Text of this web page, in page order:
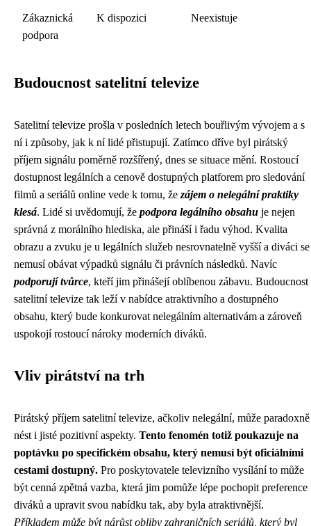
Zákaznická
podpora
K dispozici Neexistuje
Budoucnost satelitní televize
Satelitní televize prošla v posledních letech bouřlivým vývojem a s
ní i způsoby, jak k ní lidé přistupují. Zatímco dříve byl pirátský
příjem signálu poměrně rozšířený, dnes se situace mění. Rostoucí
dostupnost legálních a cenově dostupných platforem pro sledování
filmů a seriálů online vede k tomu, že zájem o nelegální praktiky
klesá. Lidé si uvědomují, že podpora legálního obsahu je nejen
správná z morálního hlediska, ale přináší i řadu výhod. Kvalita
obrazu a zvuku je u legálních služeb nesrovnatelně vyšší a diváci se
nemusí obávat výpadků signálu či právních následků. Navíc
podporují tvůrce, kteří jim přinášejí oblíbenou zábavu. Budoucnost
satelitní televize tak leží v nabídce atraktivního a dostupného
obsahu, který bude konkurovat nelegálním alternativám a zároveň
uspokojí rostoucí nároky moderních diváků.
Vliv pirátství na trh
Pirátský příjem satelitní televize, ačkoliv nelegální, může paradoxně
nést i jisté pozitivní aspekty. Tento fenomén totiž poukazuje na
poptávku po specifickém obsahu, který nemusí být oficiálními
cestami dostupný. Pro poskytovatele televizního vysílání to může
být cenná zpětná vazba, která jim pomůže lépe pochopit preference
diváků a upravit svou nabídku tak, aby byla atraktivnější.
Příkladem může být nárůst obliby zahraničních seriálů, který byl